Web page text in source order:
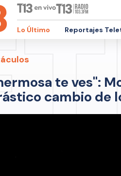
Lo Último Reportajes
te ves":
cambio de